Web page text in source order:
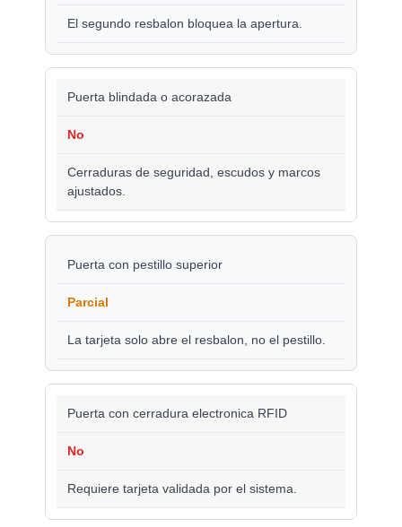
El segundo resbalon bloquea la apertura.
Puerta blindada o acorazada
No
Cerraduras de seguridad, escudos y marcos
ajustados.
Puerta con pestillo superior
Parcial
La tarjeta solo abre el resbalon, no el pestillo.
Puerta con cerradura electronica RFID
No
Requiere tarjeta validada por el sistema.